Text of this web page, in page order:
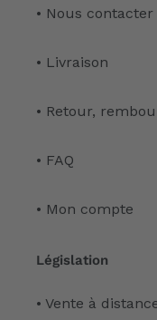
• Nous contacter
• Livraison
• Retour,
• FAQ
• Mon compte
Législation
• Vente à